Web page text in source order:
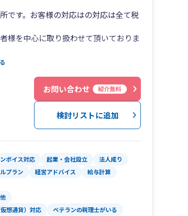
です。お客様の対応はの対応は全て税
様を中心に取り扱わせて頂いておりま
務相談、メール相談は全国対応。
お問い合わせ 紹介無料
検討リストに追加
ボイス対応 起業・会社設立
法人成り
プラン 経営アドバイス
給与計算
想通貨）対応
ベテランの税理士がいる